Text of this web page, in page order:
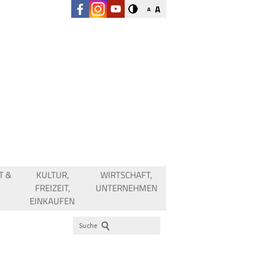
A A
&
KULTUR,
FREIZEIT,
EINKAUFEN
WIRTSCHAFT,
UNTERNEHMEN
Suche